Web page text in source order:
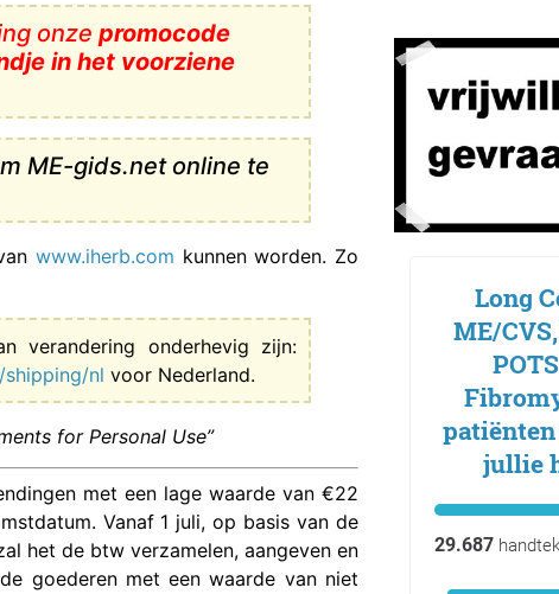
onze promocode
in het voorziene
ME-gids.net online te
www.iherb.com kunnen worden. Zo
verandering onderhevig zijn:
nl voor Nederland.
for Personal Use”
met een lage waarde van €22
Vanaf 1 juli, op basis van de
het de btw verzamelen, aangeven en
goederen met een waarde van niet
Long
ME/
jullie
29.687